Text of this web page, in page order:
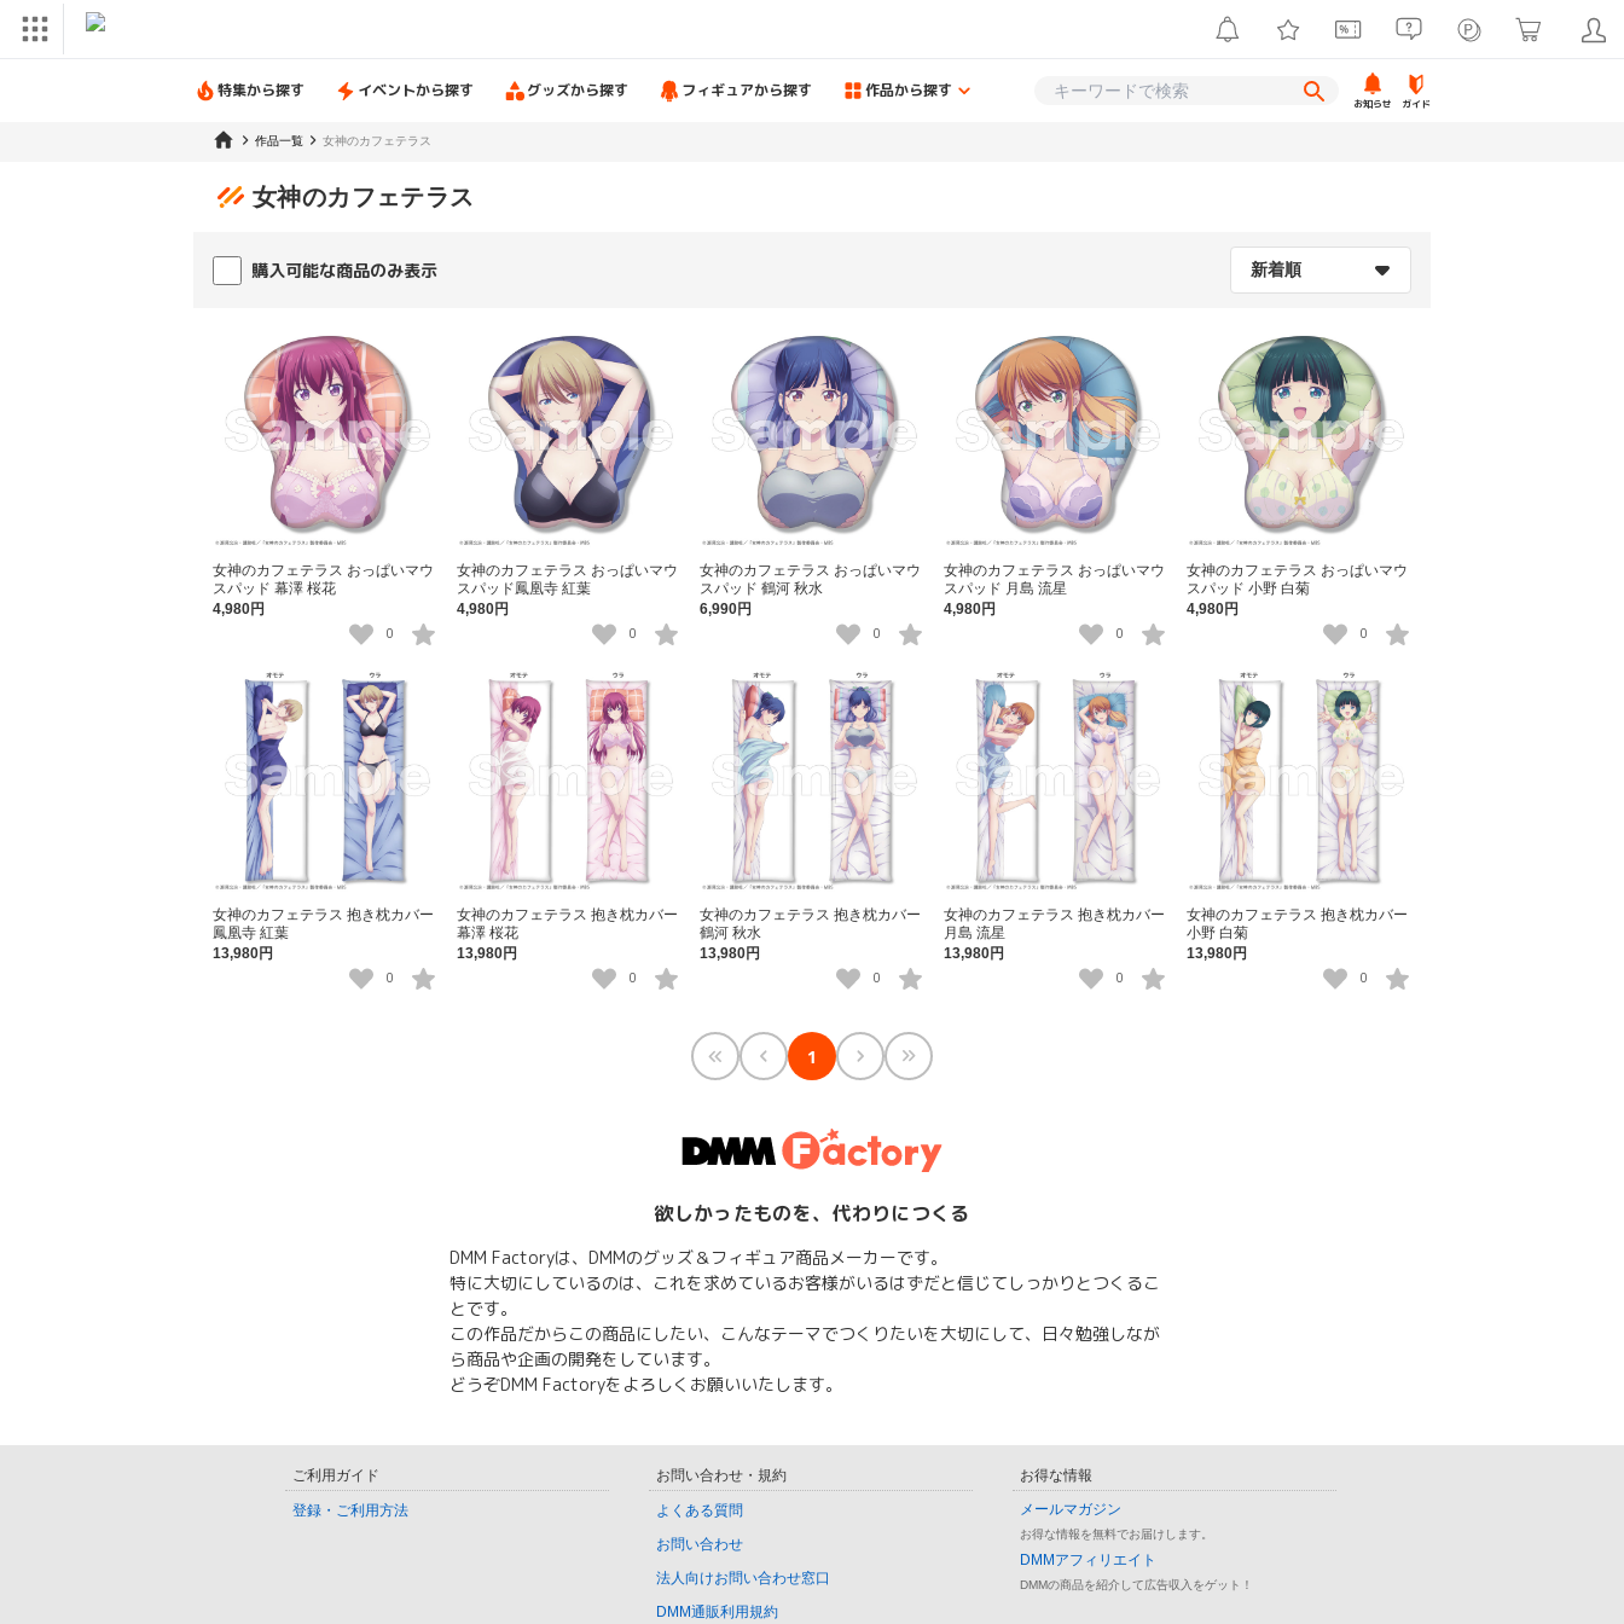
特集から探す イベントから探す グッズから探す フィギュアから探す 作品から探す
お知らせ ガイド
作品一覧 女神のカフェテラス
女神のカフェテラス
購入可能な商品のみ表示
女神のカフェテラス おっぱいマウ
スパッド 幕澤 桜花
4,980円
0
女神のカフェテラス おっぱいマウ
スパッド鳳凰寺 紅葉
4,980円
0
女神のカフェテラス おっぱいマウ
スパッド 鶴河 秋水
6,990円
0
女神のカフェテラス おっぱいマウ
スパッド 月島 流星
4,980円
0
女神のカフェテラス おっぱいマウ
スパッド 小野 白菊
4,980円
0
女神のカフェテラス 抱き枕カバー
鳳凰寺 紅葉
13,980円
0
女神のカフェテラス 抱き枕カバー
幕澤 桜花
13,980円
0
女神のカフェテラス 抱き枕カバー
鶴河 秋水
13,980円
0
女神のカフェテラス 抱き枕カバー
月島 流星
13,980円
0
女神のカフェテラス 抱き枕カバー
小野 白菊
13,980円
0
1
欲しかったものを、代わりにつくる
DMM Factoryは、DMMのグッズ＆フィギュア商品メーカーです。
特に大切にしているのは、これを求めているお客様がいるはずだと信じてしっかりとつくるこ
とです。
この作品だからこの商品にしたい、こんなテーマでつくりたいを大切にして、日々勉強しなが
ら商品や企画の開発をしています。
どうぞDMM Factoryをよろしくお願いいたします。
ご利用ガイド
登録・ご利用方法
お問い合わせ・規約
よくある質問
お問い合わせ
法人向けお問い合わせ窓口
DMM通販利用規約
お得な情報
メールマガジン
お得な情報を無料でお届けします。
DMMアフィリエイト
DMMの商品を紹介して広告収入をゲット！